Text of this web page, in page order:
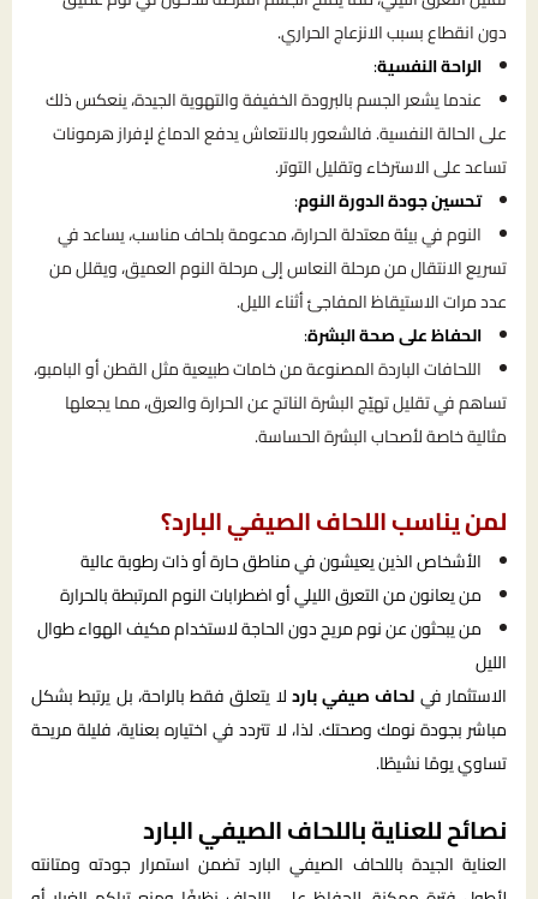
دون انقطاع بسبب الانزعاج الحراري.
الراحة النفسية:
عندما يشعر الجسم بالبرودة الخفيفة والتهوية الجيدة، ينعكس ذلك
على الحالة النفسية. فالشعور بالانتعاش يدفع الدماغ لإفراز هرمونات
تساعد على الاسترخاء وتقليل التوتر.
تحسين جودة الدورة النوم:
النوم في بيئة معتدلة الحرارة، مدعومة بلحاف مناسب، يساعد في
تسريع الانتقال من مرحلة النعاس إلى مرحلة النوم العميق، ويقلل من
عدد مرات الاستيقاظ المفاجئ أثناء الليل.
الحفاظ على صحة البشرة:
اللحافات الباردة المصنوعة من خامات طبيعية مثل القطن أو البامبو،
تساهم في تقليل تهيّج البشرة الناتج عن الحرارة والعرق، مما يجعلها
مثالية خاصة لأصحاب البشرة الحساسة.
لمن يناسب اللحاف الصيفي البارد؟
الأشخاص الذين يعيشون في مناطق حارة أو ذات رطوبة عالية
من يعانون من التعرق الليلي أو اضطرابات النوم المرتبطة بالحرارة
من يبحثون عن نوم مريح دون الحاجة لاستخدام مكيف الهواء طوال
الليل
الاستثمار فيلحاف صيفي باردلا يتعلق فقط بالراحة، بل يرتبط بشكل
مباشر بجودة نومك وصحتك. لذا، لا تتردد في اختياره بعناية، فليلة مريحة
تساوي يومًا نشيطًا.
نصائح للعناية باللحاف الصيفي البارد
العناية الجيدة باللحاف الصيفي البارد تضمن استمرار جودته ومتانته